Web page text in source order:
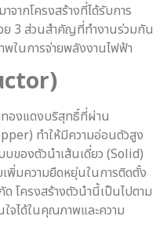
จากโครงสร้างที่ได้รับการ
3 ส่วนสำคัญที่ทำงานร่วมกัน
พในการจ่ายพลังงานไฟฟ้า
องแดงบริสุทธิ์ที่ผ่าน
ทำให้มีความอ่อนตัวสูง
ของตัวนำเส้นเดี่ยว (Solid)
พิ่มความยืดหยุ่นในการติดตั้ง
โครงสร้างตัวนำนี้เป็นไปตาม
จได้ในคุณภาพและความ